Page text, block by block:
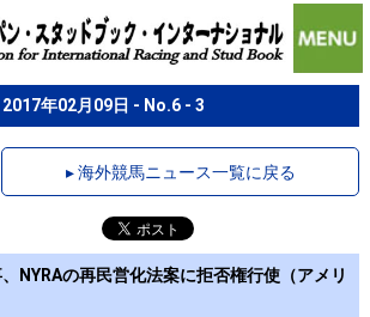
年02月09日 - No.6 - 3
▸ 海外競馬ニュース一覧に戻る
NYRAの再民営化法案に拒否権行使（アメリ